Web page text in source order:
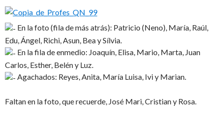
En la foto (fila de más atrás): Patricio (Neno), María, Raúl,
Edu, Ángel, Richi, Asun, Bea y Sílvia.
En la fila de enmedio: Joaquín, Elisa, Mario, Marta, Juan
Carlos, Esther, Belén y Luz.
Agachados: Reyes, Anita, María Luisa, Ivi y Marian.
Faltan en la foto, que recuerde, José Mari, Cristian y Rosa.